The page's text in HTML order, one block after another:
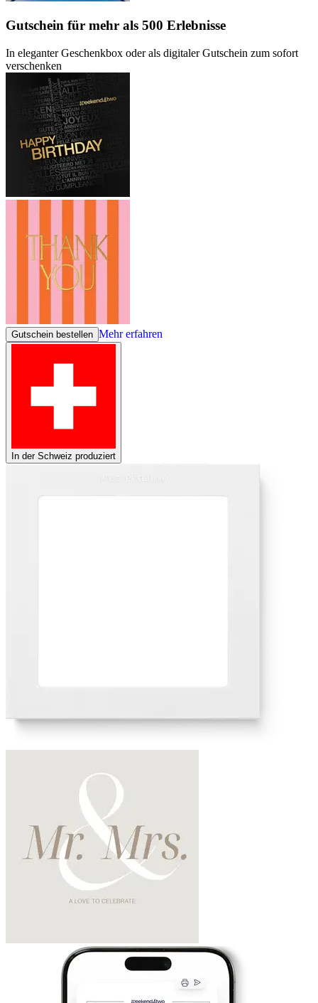
Gutschein für mehr als 500 Erlebnisse
In eleganter Geschenkbox oder als digitaler Gutschein zum sofort
verschenken
Gutschein bestellen Mehr erfahren
In der Schweiz produziert